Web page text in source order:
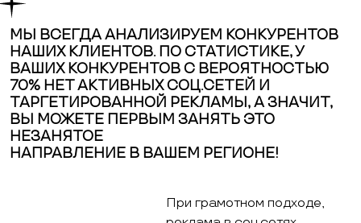
МЫ ВСЕГДА АНАЛИЗИРУЕМ КОНКУРЕНТОВ
НАШИХ КЛИЕНТОВ. ПО СТАТИСТИКЕ, У
ВАШИХ КОНКУРЕНТОВ С ВЕРОЯТНОСТЬЮ
70% НЕТ АКТИВНЫХ СОЦ.СЕТЕЙ И
ТАРГЕТИРОВАННОЙ РЕКЛАМЫ, А ЗНАЧИТ,
ВЫ МОЖЕТЕ ПЕРВЫМ ЗАНЯТЬ ЭТО
НЕЗАНЯТОЕ
НАПРАВЛЕНИЕ В ВАШЕМ РЕГИОНЕ!
При грамотном подходе,